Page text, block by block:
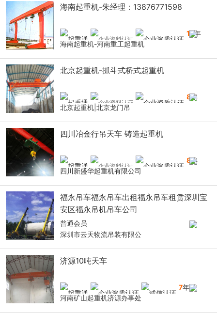
海南起重机-朱经理：13876771598
14年
海南起重机-河南重工起重机
北京起重机-抓斗式桥式起重机
8年
北京起重机|北京龙门吊
四川冶金行吊天车 铸造起重机
8年
四川新盛华起重机有限公司
福永吊车福永吊车出租福永吊车租赁深圳宝
安区福永吊机吊车公司
普通会员
深圳市云天物流吊装有限公
济源10吨天车
7年
河南矿山起重机济源办事处